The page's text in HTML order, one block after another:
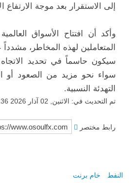
إلى الاستقرار بعد موجة الارتفاع
وأكد أن افتتاح الأسواق
المتعاملين لهذه المخاطر،
سيكون حاسماً في تحديد الاتجاه
سواء نحو مزيد من الصعود
التهدئة النسبية.
تم التحديث في: الاثنين, 02 آذار 2026 12:36
رابط مختصر
النفط خام برنت